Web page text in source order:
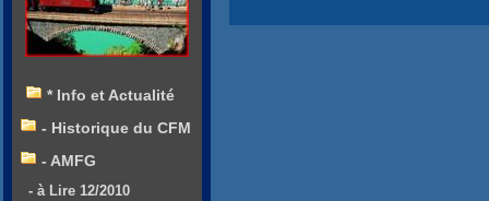
* Info et Actualité
- Historique du CFM
- AMFG
- à Lire 12/2010